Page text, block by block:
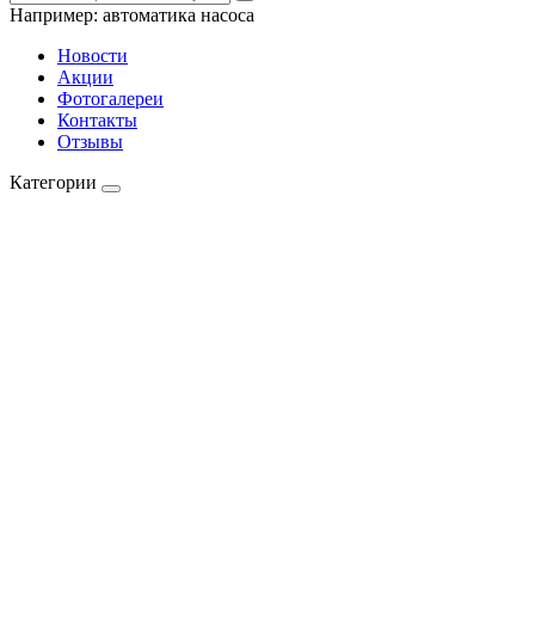
Например: автоматика насоса
Новости
Акции
Фотогалереи
Контакты
Отзывы
Категории